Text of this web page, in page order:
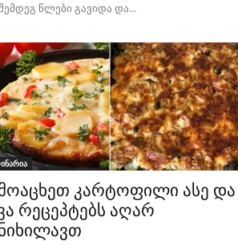
წლები გავიდა და...
კარტოფილი ასე და
რეცეპტებს აღარ